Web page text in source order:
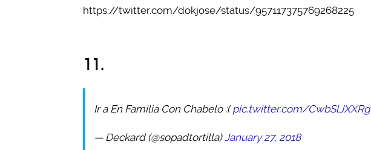
https://twitter.com/dokjose/status/957117375769268225
11.
Ir a En Familia Con Chabelo :(pic.twitter.com/CwbSlJXXRg
— Deckard (@sopadtortilla)January 27, 2018